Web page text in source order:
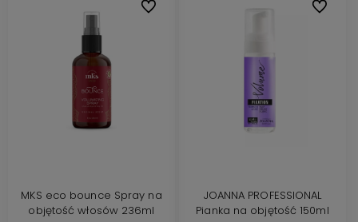
MKS eco bounce Spray na
objętość włosów 236ml
Do ulubionych
JOANNA PROFESSIONAL
Pianka na objętość 150ml
Do